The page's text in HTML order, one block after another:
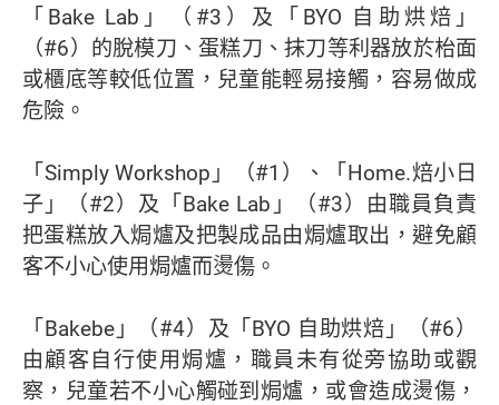
「Bake Lab」（#3）及「BYO 自助烘焙」
（#6）的脫模刀、蛋糕刀、抹刀等利器放於枱面
或櫃底等較低位置，兒童能輕易接觸，容易做成
危險。
「Simply Workshop」（#1）、「Home.焙小日
子」（#2）及「Bake Lab」（#3）由職員負責
把蛋糕放入焗爐及把製成品由焗爐取出，避免顧
客不小心使用焗爐而燙傷。
「Bakebe」（#4）及「BYO 自助烘焙」（#6）
由顧客自行使用焗爐，職員未有從旁協助或觀
察，兒童若不小心觸碰到焗爐，或會造成燙傷，